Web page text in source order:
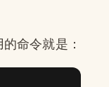
命令就是：